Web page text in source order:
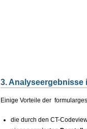
3.
Einige Vorteile der
die durch den CT-